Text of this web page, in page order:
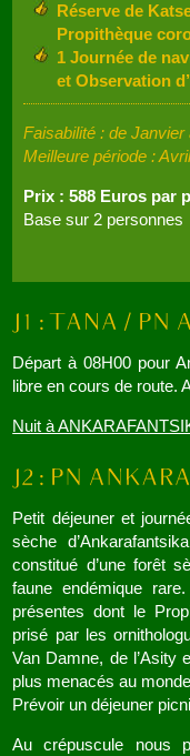
Réserve de
Propithèque
1 Journée de
et Observation
Faisabilité : de
Meilleure période :
Prix : 588 Euros par
Base sur 2 personnes
Départ à 08H00 pour
libre en cours de route.
Nuit à
Petit déjeuner et
sèche
constitué d’une forêt
faune endémique
présentes dont le
prisé par les
Van Damne, de l’Asity
plus menacés au
Prévoir un déjeuner
Au crépuscule nous